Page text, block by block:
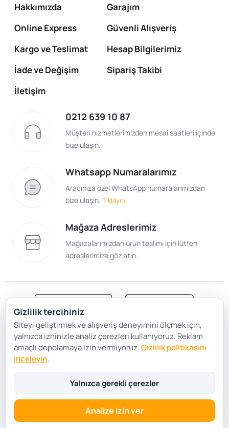
Hakkımızda
Garajım
Online Express
Güvenli Alışveriş
Kargo ve Teslimat
Hesap Bilgilerimiz
İade ve Değişim
Sipariş Takibi
İletişim
0212 639 10 87
Müşteri hizmetlerimizden mesai saatleri içinde
bize ulaşın.
Whatsapp Numaralarımız
Aracınıza özel WhatsApp numaralarımızdan
bize ulaşın. Tıklayın
Mağaza Adreslerimiz
Mağazalarımızdan ürün teslimi için lütfen
adreslerimize göz atın.
Satış Sözleşmesi
Gizlilik ve Güvenlik
Gizlilik Politikası
Çerez Tercihleri
Gizlilik tercihiniz
Siteyi geliştirmek ve alışveriş deneyimini ölçmek için,
yalnızca izninizle analiz çerezleri kullanıyoruz. Reklam
amaçlı depolamaya izin vermiyoruz.Gizlilik politikasını
inceleyin.
Yalnızca gerekli çerezler
Analize izin ver